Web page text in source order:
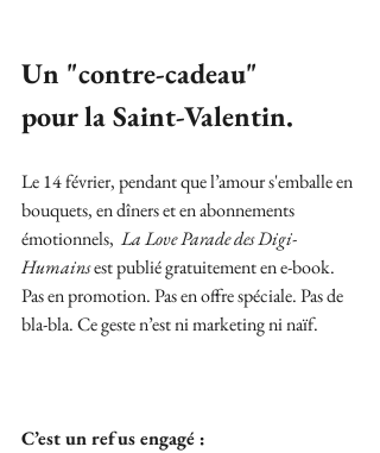
Un "contre-cadeau"
pour la Saint-Valentin.
Le 14 février, pendant que l’amour s'emballe en
bouquets, en dîners et en abonnements
émotionnels, La Love Parade des Digi-
Humains est publié gratuitement en e-book.
Pas en promotion. Pas en offre spéciale. Pas de
bla-bla. Ce geste n’est ni marketing ni naïf.
C’est un refus engagé :